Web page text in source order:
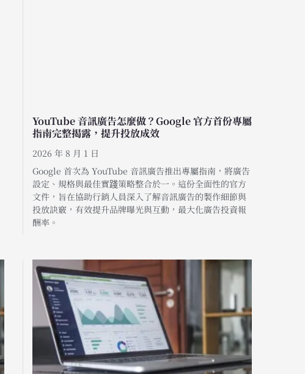
YouTube 音訊廣告怎麼做？Google 官方首份專屬
指南完整揭露，提升投放成效
2026 年 8 月 1 日
Google 首次為 YouTube 音訊廣告推出專屬指南，將廣告
設定、規格與最佳實踐策略整合於一。這份全面性的官方
文件，旨在協助行銷人員深入了解音訊廣告的製作細節與
投放訣竅，有效提升品牌曝光與互動，最大化廣告投資報
酬率。